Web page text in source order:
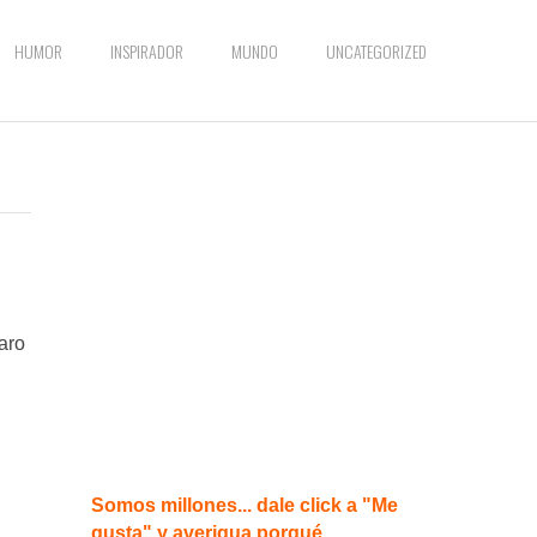
HUMOR INSPIRADOR MUNDO UNCATEGORIZED
Somos millones... dale click a "Me
gusta" y averigua porqué